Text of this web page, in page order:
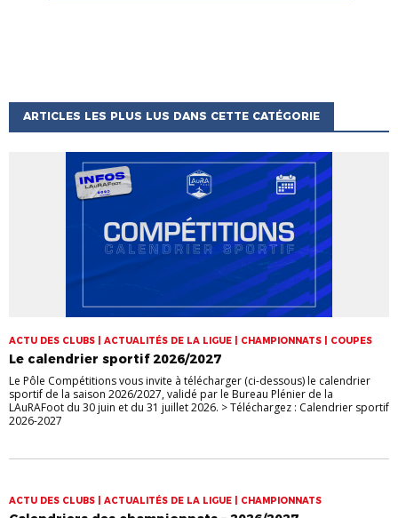
ARTICLES LES PLUS LUS DANS CETTE CATÉGORIE
ACTU DES CLUBS | ACTUALITÉS DE LA LIGUE | CHAMPIONNATS | COUPES
Le calendrier sportif 2026/2027
Le Pôle Compétitions vous invite à télécharger (ci-dessous) le calendrier
sportif de la saison 2026/2027, validé par le Bureau Plénier de la
LAuRAFoot du 30 juin et du 31 juillet 2026. > Téléchargez : Calendrier sportif
2026-2027
ACTU DES CLUBS | ACTUALITÉS DE LA LIGUE | CHAMPIONNATS